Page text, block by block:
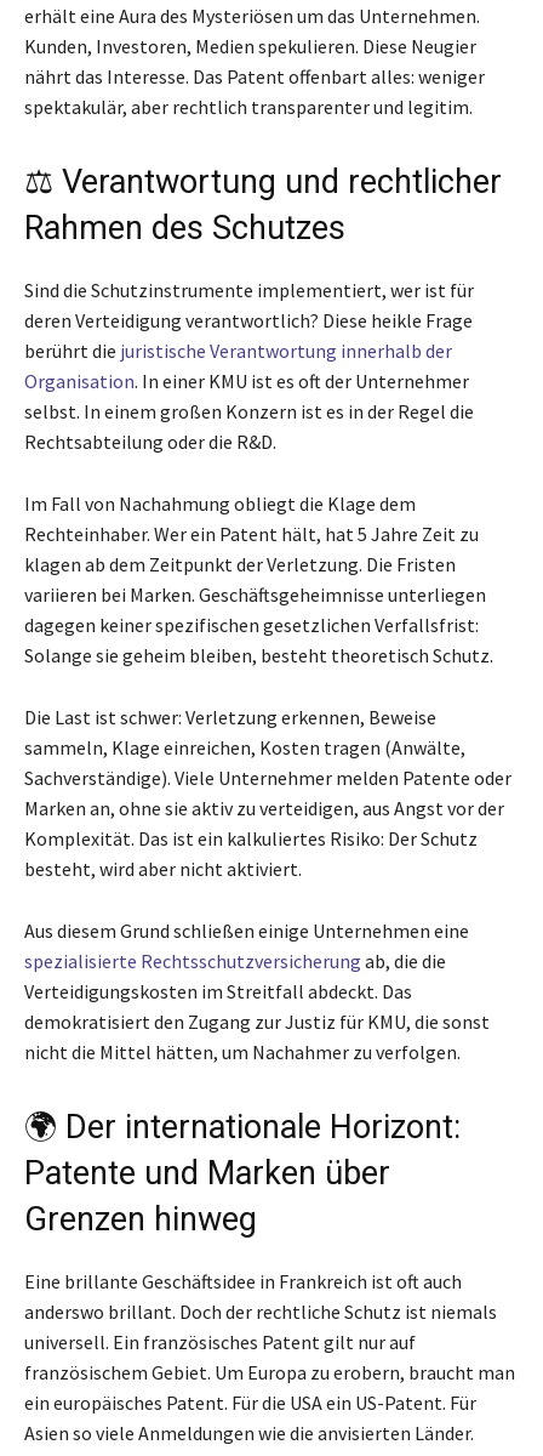
erhält eine Aura des Mysteriösen um das Unternehmen.
Kunden, Investoren, Medien spekulieren. Diese Neugier
nährt das Interesse. Das Patent offenbart alles: weniger
spektakulär, aber rechtlich transparenter und legitim.
⚖️ Verantwortung und rechtlicher
Rahmen des Schutzes
Sind die Schutzinstrumente implementiert, wer ist für
deren Verteidigung verantwortlich? Diese heikle Frage
berührt die juristische Verantwortung innerhalb der
Organisation. In einer KMU ist es oft der Unternehmer
selbst. In einem großen Konzern ist es in der Regel die
Rechtsabteilung oder die R&D.
Im Fall von Nachahmung obliegt die Klage dem
Rechteinhaber. Wer ein Patent hält, hat 5 Jahre Zeit zu
klagen ab dem Zeitpunkt der Verletzung. Die Fristen
variieren bei Marken. Geschäftsgeheimnisse unterliegen
dagegen keiner spezifischen gesetzlichen Verfallsfrist:
Solange sie geheim bleiben, besteht theoretisch Schutz.
Die Last ist schwer: Verletzung erkennen, Beweise
sammeln, Klage einreichen, Kosten tragen (Anwälte,
Sachverständige). Viele Unternehmer melden Patente oder
Marken an, ohne sie aktiv zu verteidigen, aus Angst vor der
Komplexität. Das ist ein kalkuliertes Risiko: Der Schutz
besteht, wird aber nicht aktiviert.
Aus diesem Grund schließen einige Unternehmen eine
spezialisierte Rechtsschutzversicherung ab, die die
Verteidigungskosten im Streitfall abdeckt. Das
demokratisiert den Zugang zur Justiz für KMU, die sonst
nicht die Mittel hätten, um Nachahmer zu verfolgen.
🌍 Der internationale Horizont:
Patente und Marken über
Grenzen hinweg
Eine brillante Geschäftsidee in Frankreich ist oft auch
anderswo brillant. Doch der rechtliche Schutz ist niemals
universell. Ein französisches Patent gilt nur auf
französischem Gebiet. Um Europa zu erobern, braucht man
ein europäisches Patent. Für die USA ein US-Patent. Für
Asien so viele Anmeldungen wie die anvisierten Länder.